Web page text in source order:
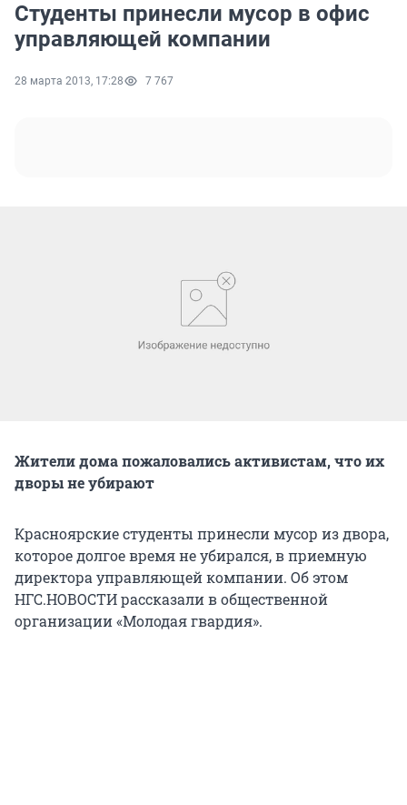
Студенты принесли мусор в офис
управляющей компании
28 марта 2013, 17:28 7 767
Жители дома пожаловались активистам, что их
дворы не убирают
Красноярские студенты принесли мусор из двора,
которое долгое время не убирался, в приемную
директора управляющей компании. Об этом
НГС.НОВОСТИ рассказали в общественной
организации «Молодая гвардия».